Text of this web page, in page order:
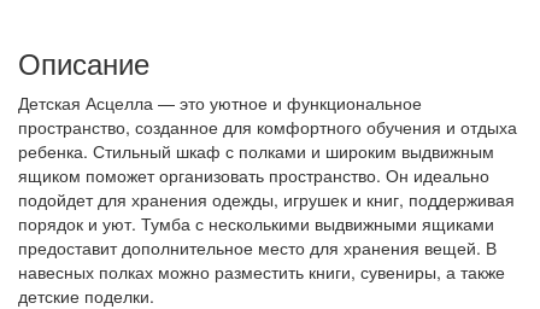
Описание
Детская Асцелла — это уютное и функциональное
пространство, созданное для комфортного обучения и отдыха
ребенка. Стильный шкаф с полками и широким выдвижным
ящиком поможет организовать пространство. Он идеально
подойдет для хранения одежды, игрушек и книг, поддерживая
порядок и уют. Тумба с несколькими выдвижными ящиками
предоставит дополнительное место для хранения вещей. В
навесных полках можно разместить книги, сувениры, а также
детские поделки.